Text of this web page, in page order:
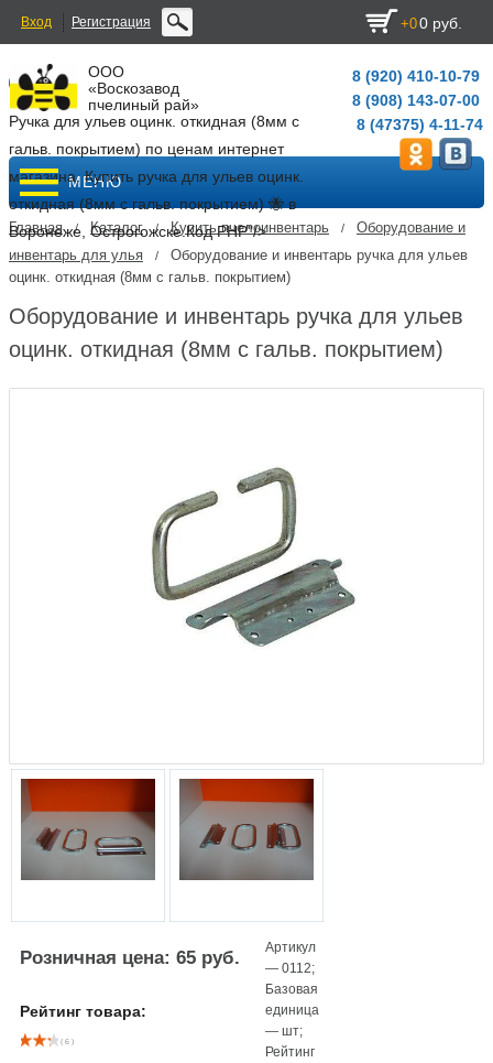
Вход Регистрация +00 руб.
ООО
«Воскозавод
пчелиный рай»
Ручка для ульев оцинк. откидная (8мм с
гальв. покрытием) по ценам интернет
магазина. Купить ручка для ульев оцинк.
откидная (8мм с гальв. покрытием) 🐝 в
Воронеже, Острогожске.Код PHP"/>
8 (920) 410-10-79
8 (908) 143-07-00
8 (47375) 4-11-74
МЕНЮ
Главная / Каталог / Купить пчелоинвентарь /
Оборудование и
инвентарь для улья
/
Оборудование и инвентарь ручка для ульев
оцинк. откидная (8мм с гальв. покрытием)
Оборудование и инвентарь ручка для ульев
оцинк. откидная (8мм с гальв. покрытием)
Розничная цена: 65 руб.
Рейтинг товара:
( 6 )
Артикул
—0112;
Базовая
единица
—шт;
Рейтинг